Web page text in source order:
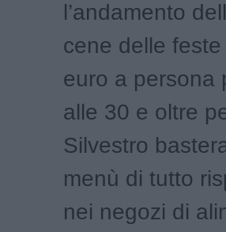
l’andamento
cene delle
euro a persona
alle 30 e oltre
Silvestro
menù di tutto
nei negozi di